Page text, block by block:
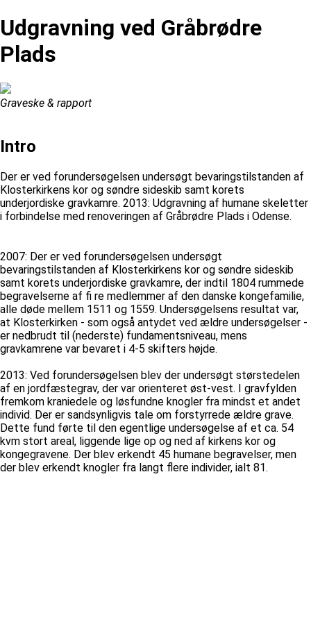
Udgravning ved Gråbrødre
Plads
Graveske & rapport
Intro
Der er ved forundersøgelsen undersøgt bevaringstilstanden af
Klosterkirkens kor og søndre sideskib samt korets
underjordiske gravkamre. 2013: Udgravning af humane skeletter
i forbindelse med renoveringen af Gråbrødre Plads i Odense.
2007: Der er ved forundersøgelsen undersøgt
bevaringstilstanden af Klosterkirkens kor og søndre sideskib
samt korets underjordiske gravkamre, der indtil 1804 rummede
begravelserne af fi re medlemmer af den danske kongefamilie,
alle døde mellem 1511 og 1559. Undersøgelsens resultat var,
at Klosterkirken - som også antydet ved ældre undersøgelser -
er nedbrudt til (nederste) fundamentsniveau, mens
gravkamrene var bevaret i 4-5 skifters højde.
2013: Ved forundersøgelsen blev der undersøgt størstedelen
af en jordfæstegrav, der var orienteret øst-vest. I gravfylden
fremkom kraniedele og løsfundne knogler fra mindst et andet
individ. Der er sandsynligvis tale om forstyrrede ældre grave.
Dette fund førte til den egentlige undersøgelse af et ca. 54
kvm stort areal, liggende lige op og ned af kirkens kor og
kongegravene. Der blev erkendt 45 humane begravelser, men
der blev erkendt knogler fra langt flere individer, ialt 81.